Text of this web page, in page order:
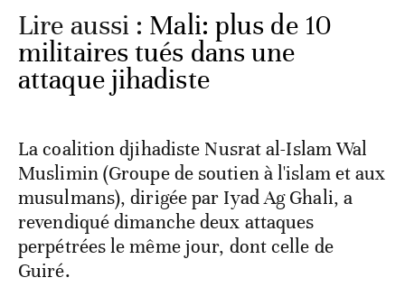
Lire aussi : Mali: plus de 10
militaires tués dans une
attaque jihadiste
La coalition djihadiste Nusrat al-Islam Wal
Muslimin (Groupe de soutien à l'islam et aux
musulmans), dirigée par Iyad Ag Ghali, a
revendiqué dimanche deux attaques
perpétrées le même jour, dont celle de
Guiré.